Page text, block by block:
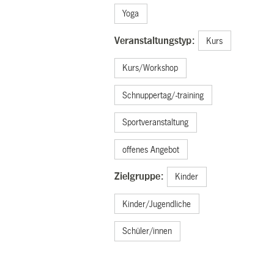
Yoga
Veranstaltungstyp: Kurs
Kurs/Workshop
Schnuppertag/-training
Sportveranstaltung
offenes Angebot
Zielgruppe: Kinder
Kinder/Jugendliche
Schüler/innen